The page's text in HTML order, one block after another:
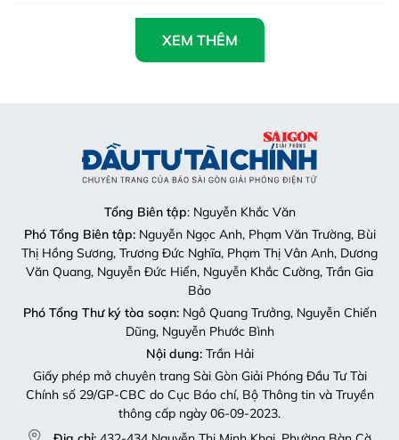
XEM THÊM
Tổng Biên tập: Nguyễn Khắc Văn
Phó Tổng Biên tập:Nguyễn Ngọc Anh, Phạm Văn Trường, Bùi
Thị Hồng Sương, Trương Đức Nghĩa, Phạm Thị Vân Anh, Dương
Văn Quang, Nguyễn Đức Hiển, Nguyễn Khắc Cường, Trần Gia
Bảo
Phó Tổng Thư ký tòa soạn:Ngô Quang Trưởng, Nguyễn Chiến
Dũng, Nguyễn Phước Bình
Nội dung:Trần Hải
Giấy phép mở chuyên trang Sài Gòn Giải Phóng Đầu Tư Tài
Chính số 29/GP-CBC do Cục Báo chí, Bộ Thông tin và Truyền
thông cấp ngày 06-09-2023.